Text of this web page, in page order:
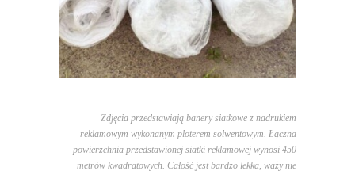
Zdjęcia przedstawiają banery siatkowe z nadrukiem
reklamowym wykonanym ploterem solwentowym. Łączna
powierzchnia przedstawionej siatki reklamowej wynosi 450
metrów kwadratowych. Całość jest bardzo lekka, waży nie